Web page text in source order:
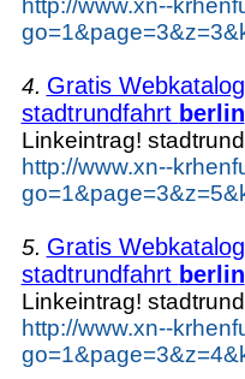
http://www.xn--
4. Gratis
stadtrundfahrt berlin
Linkeintrag!
http://www.xn--
5. Gratis
stadtrundfahrt berlin
Linkeintrag!
http://www.xn--